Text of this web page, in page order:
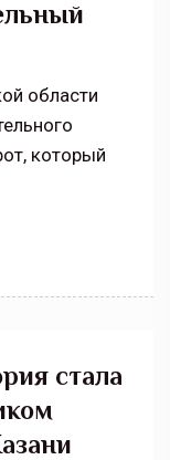
области
который
стала